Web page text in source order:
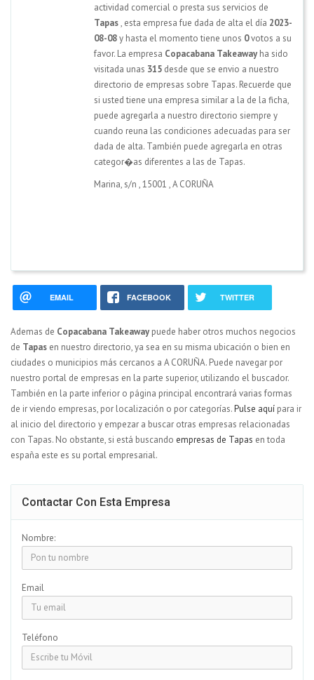
actividad comercial o presta sus servicios de
Tapas, esta empresa fue dada de alta el día 2023-
08-08y hasta el momento tiene unos 0votos a su
favor. La empresa Copacabana Takeawayha sido
visitada unas 315 desde que se envio a nuestro
directorio de empresas sobre Tapas. Recuerde que
si usted tiene una empresa similar a la de la ficha,
puede agregarla a nuestro directorio siempre y
cuando reuna las condiciones adecuadas para ser
dada de alta. También puede agregarla en otras
categor�as diferentes a las de Tapas.
Marina, s/n ,15001 ,A CORUÑA
EMAIL FACEBOOK TWITTER
Ademas de Copacabana Takeawaypuede haber otros muchos negocios
de Tapas en nuestro directorio, ya sea en su misma ubicación o bien en
ciudades o municipios más cercanos a A CORUÑA. Puede navegar por
nuestro portal de empresas en la parte superior, utilizando el buscador.
También en la parte inferior o página principal encontrará varias formas
de ir viendo empresas, por localización o por categorías.Pulse aquí para ir
al inicio del directorio y empezar a buscar otras empresas relacionadas
con Tapas. No obstante, si está buscando empresas de Tapas en toda
españa este es su portal empresarial.
Contactar Con Esta Empresa
Nombre:
Email
Teléfono